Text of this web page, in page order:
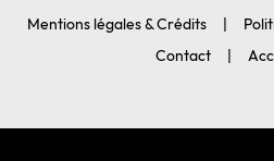
Mentions légales & Crédits
Contact